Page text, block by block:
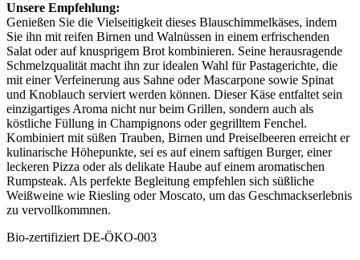
Unsere Empfehlung:
Genießen Sie die Vielseitigkeit dieses Blauschimmelkäses, indem
Sie ihn mit reifen Birnen und Walnüssen in einem erfrischenden
Salat oder auf knusprigem Brot kombinieren. Seine herausragende
Schmelzqualität macht ihn zur idealen Wahl für Pastagerichte, die
mit einer Verfeinerung aus Sahne oder Mascarpone sowie Spinat
und Knoblauch serviert werden können. Dieser Käse entfaltet sein
einzigartiges Aroma nicht nur beim Grillen, sondern auch als
köstliche Füllung in Champignons oder gegrilltem Fenchel.
Kombiniert mit süßen Trauben, Birnen und Preiselbeeren erreicht er
kulinarische Höhepunkte, sei es auf einem saftigen Burger, einer
leckeren Pizza oder als delikate Haube auf einem aromatischen
Rumpsteak. Als perfekte Begleitung empfehlen sich süßliche
Weißweine wie Riesling oder Moscato, um das Geschmackserlebnis
zu vervollkommnen.
Bio-zertifiziert DE-ÖKO-003